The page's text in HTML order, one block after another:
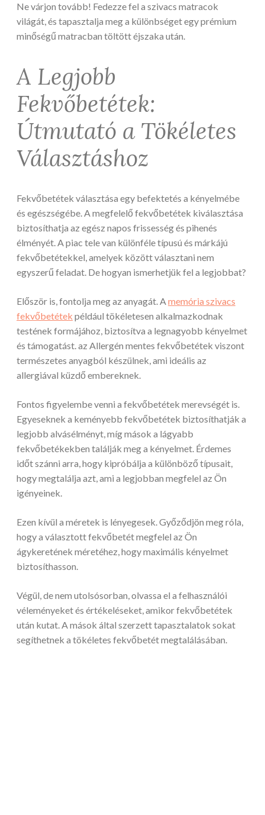
Ne várjon tovább! Fedezze fel a szivacs matracok
világát, és tapasztalja meg a különbséget egy prémium
minőségű matracban töltött éjszaka után.
A Legjobb
Fekvőbetétek:
Útmutató a Tökéletes
Választáshoz
Fekvőbetétek választása egy befektetés a kényelmébe
és egészségébe. A megfelelő fekvőbetétek kiválasztása
biztosíthatja az egész napos frissesség és pihenés
élményét. A piac tele van különféle típusú és márkájú
fekvőbetétekkel, amelyek között választani nem
egyszerű feladat. De hogyan ismerhetjük fel a legjobbat?
Először is, fontolja meg az anyagát. Amemória szivacs
fekvőbetétek például tökéletesen alkalmazkodnak
testének formájához, biztosítva a legnagyobb kényelmet
és támogatást. az Allergén mentes fekvőbetétek viszont
természetes anyagból készülnek, ami ideális az
allergiával küzdő embereknek.
Fontos figyelembe venni a fekvőbetétek merevségét is.
Egyeseknek a keményebb fekvőbetétek biztosíthatják a
legjobb alvásélményt, míg mások a lágyabb
fekvőbetékekben találják meg a kényelmet. Érdemes
időt szánni arra, hogy kipróbálja a különböző típusait,
hogy megtalálja azt, ami a legjobban megfelel az Ön
igényeinek.
Ezen kívül a méretek is lényegesek. Győződjön meg róla,
hogy a választott fekvőbetét megfelel az Ön
ágykeretének méretéhez, hogy maximális kényelmet
biztosíthasson.
Végül, de nem utolsósorban, olvassa el a felhasználói
véleményeket és értékeléseket, amikor fekvőbetétek
után kutat. A mások által szerzett tapasztalatok sokat
segíthetnek a tökéletes fekvőbetét megtalálásában.